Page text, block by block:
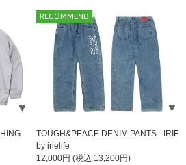
RECOMMEND
TOUGH&PEACE DENIM PANTS - IRIE
by irielife
12,000円 (税込 13,200円)